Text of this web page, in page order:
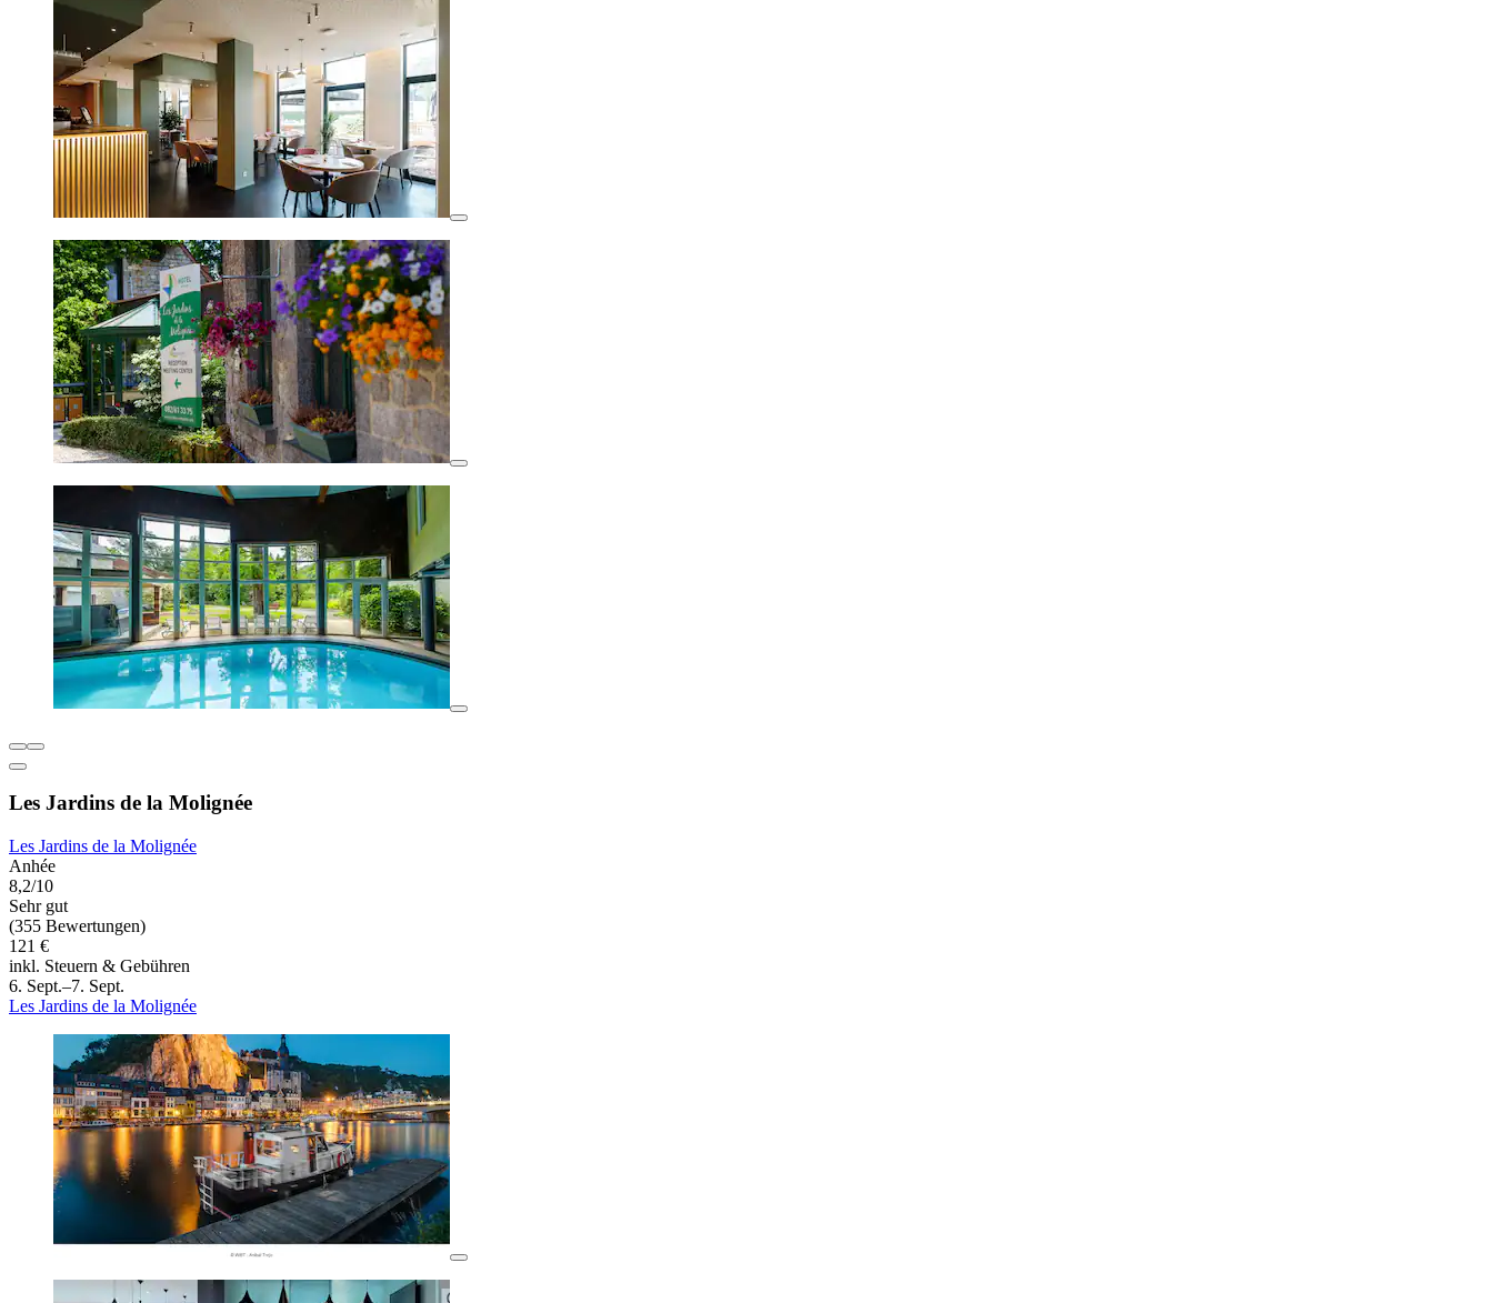
Les Jardins de la Molignée
Les Jardins de la Molignée
Anhée
8,2/10
Sehr gut
(355 Bewertungen)
121 €
inkl. Steuern & Gebühren
6. Sept.–7. Sept.
Les Jardins de la Molignée